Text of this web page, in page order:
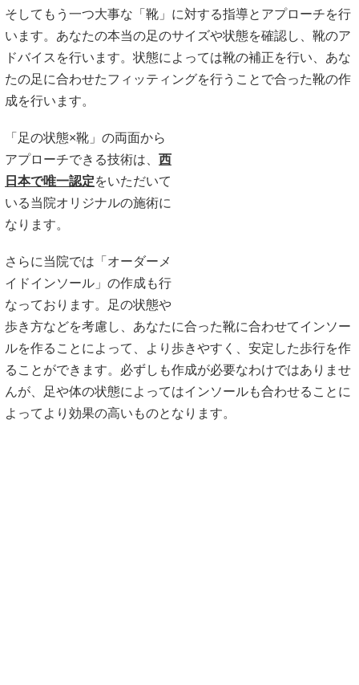
そしてもう一つ大事な「靴」に対する指導とアプローチを行
います。あなたの本当の足のサイズや状態を確認し、靴のア
ドバイスを行います。状態によっては靴の補正を行い、あな
たの足に合わせたフィッティングを行うことで合った靴の作
成を行います。
「足の状態×靴」の両面から
アプローチできる技術は、 西
日本で唯一認定をいただいて
いる当院オリジナルの施術に
なります。
さらに当院では「オーダーメ
イドインソール」の作成も行
なっております。足の状態や
歩き方などを考慮し、あなたに合った靴に合わせてインソー
ルを作ることによって、より歩きやすく、安定した歩行を作
ることができます。必ずしも作成が必要なわけではありませ
んが、足や体の状態によってはインソールも合わせることに
よってより効果の高いものとなります。